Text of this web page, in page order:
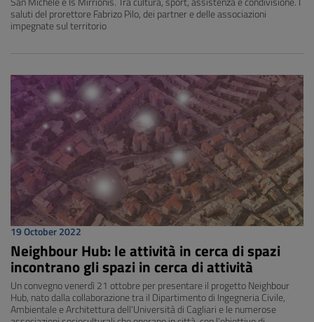
saluti del prorettore Fabrizo Pilo, dei partner e delle associazioni
impegnate sul territorio
19 October 2022
Neighbour Hub: le attività in cerca di spazi
incontrano gli spazi in cerca di attività
Un convegno venerdì 21 ottobre per presentare il progetto Neighbour
Hub, nato dalla collaborazione tra il Dipartimento di Ingegneria Civile,
Ambientale e Architettura dell’Università di Cagliari e le numerose